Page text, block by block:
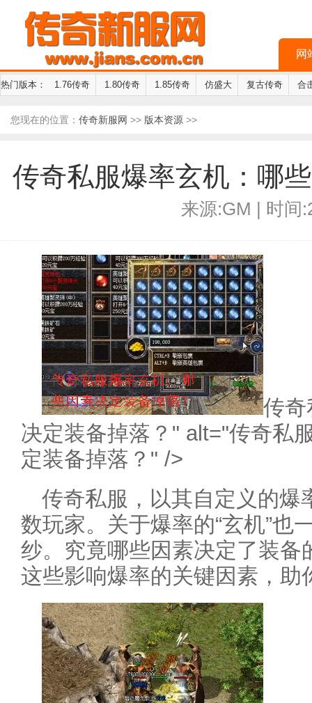
网
热门版本： 1.76传奇 1.80传奇 1.85传奇 仿盛大 复古传奇 合
您现在的位置： 传奇新服网 >> 版本资源 >>
传奇私服爆率玄机：哪
来源:GM | 时间
传奇
决定装备掉落？" alt="传奇私
定装备掉落？" />
传奇私服，以其自定义的爆
数玩家。关于爆率的“玄机”也
纱。究竟哪些因素决定了装备
这些影响爆率的关键因素，助